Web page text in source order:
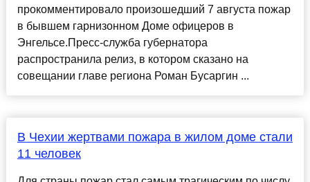
прокомментировало произошедший 7 августа пожар
в бывшем гарнизонном Доме офицеров в
Энгельсе.Пресс-служба губернатора
распространила релиз, в котором сказано на
совещании главе региона Роман Бусаргин ...
В Чехии жертвами пожара в жилом доме стали
11 человек